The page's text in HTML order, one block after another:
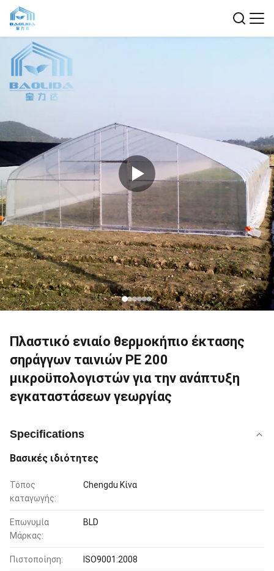
Πλαστικό ενιαίο θερμοκήπιο έκτασης
σηράγγων ταινιών PE 200
μικροϋπολογιστών για την ανάπτυξη
εγκαταστάσεων γεωργίας
Specifications
Βασικές ιδιότητες
Τόπος
καταγωγής:
Chengdu Κίνα
Επωνυμία
Μάρκας:
BLD
Πιστοποίηση: ISO9001:2008